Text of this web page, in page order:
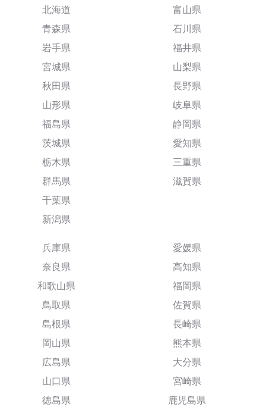
北海道
青森県
岩手県
宮城県
秋田県
山形県
福島県
茨城県
栃木県
群馬県
千葉県
新潟県
富山県
石川県
福井県
山梨県
長野県
岐阜県
静岡県
愛知県
三重県
滋賀県
兵庫県
奈良県
和歌山県
鳥取県
島根県
岡山県
広島県
山口県
徳島県
愛媛県
高知県
福岡県
佐賀県
長崎県
熊本県
大分県
宮崎県
鹿児島県